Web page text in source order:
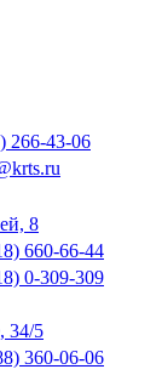
266-43-06
8
660-66-44
0-309-309
34/5
360-06-06